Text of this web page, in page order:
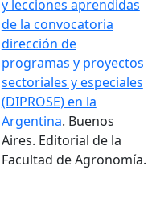
y lecciones aprendidas
de la convocatoria
dirección de
programas y proyectos
sectoriales y especiales
(DIPROSE) en la
Argentina. Buenos
Aires. Editorial de la
Facultad de Agronomía.